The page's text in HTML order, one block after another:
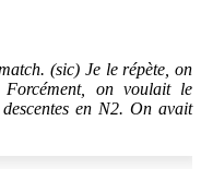
(sic) Je le répète, on
on voulait le
en N2. On avait